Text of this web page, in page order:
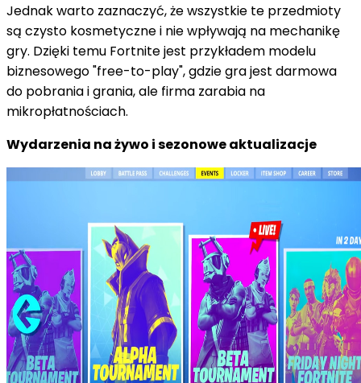
Jednak warto zaznaczyć, że wszystkie te przedmioty
są czysto kosmetyczne i nie wpływają na mechanikę
gry. Dzięki temu Fortnite jest przykładem modelu
biznesowego "free-to-play", gdzie gra jest darmowa
do pobrania i grania, ale firma zarabia na
mikropłatnościach.
Wydarzenia na żywo i sezonowe aktualizacje